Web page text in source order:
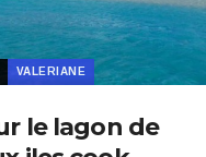
VALERIANE
le lagon de